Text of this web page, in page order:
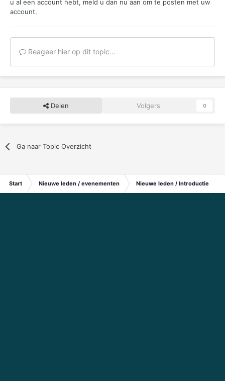
u al een account hebt, meld u dan nu aan om te posten met uw
account.
Reageer hier op dit topic...
Delen Volgers 0
Ga naar Topic Overzicht
Start Nieuwe leden / evenementen Nieuwe leden / Introductie